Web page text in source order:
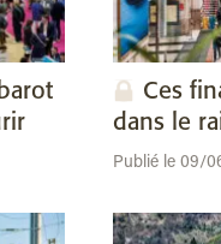
Ces
dans le
Publié le 09/